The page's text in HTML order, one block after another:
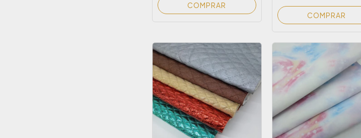
COMPRAR
COMPRAR